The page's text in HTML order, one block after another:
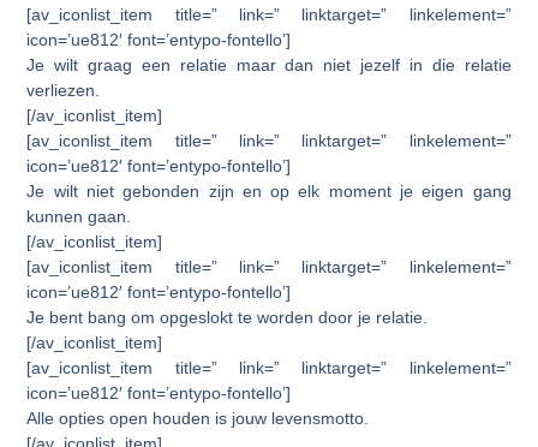
[av_iconlist_item title=” link=” linktarget=” linkelement=”
icon=’ue812′ font=’entypo-fontello’]
Je wilt graag een relatie maar dan niet jezelf in die relatie
verliezen.
[/av_iconlist_item]
[av_iconlist_item title=” link=” linktarget=” linkelement=”
icon=’ue812′ font=’entypo-fontello’]
Je wilt niet gebonden zijn en op elk moment je eigen gang
kunnen gaan.
[/av_iconlist_item]
[av_iconlist_item title=” link=” linktarget=” linkelement=”
icon=’ue812′ font=’entypo-fontello’]
Je bent bang om opgeslokt te worden door je relatie.
[/av_iconlist_item]
[av_iconlist_item title=” link=” linktarget=” linkelement=”
icon=’ue812′ font=’entypo-fontello’]
Alle opties open houden is jouw levensmotto.